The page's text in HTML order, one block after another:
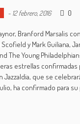
- 12 febrero, 2016 0
Branford Marsalis
y Mark Guiliana,
The Young
estrellas confirmadas
Jazzaldia, que se
ha confirmado para su